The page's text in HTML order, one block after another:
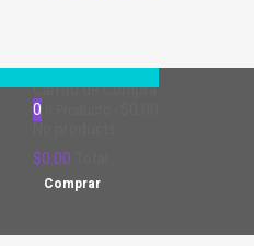
Carrito de Compra
0
$0.00
Comprar